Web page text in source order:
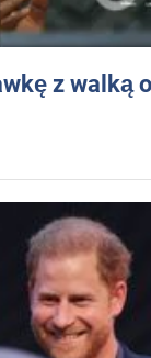
z walką